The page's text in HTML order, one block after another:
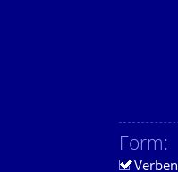
Form:
Verben